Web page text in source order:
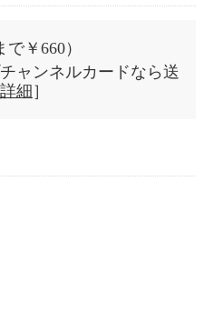
で￥660）
ャンネルカードなら送
詳細 ］